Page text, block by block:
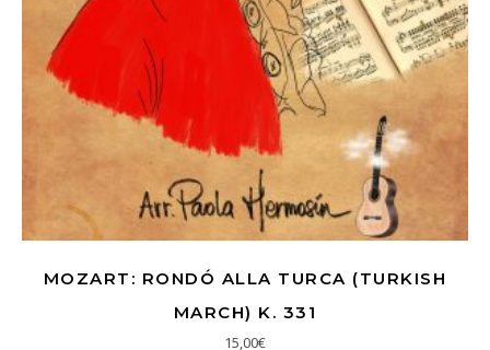
MOZART: RONDÓ ALLA TURCA (TURKISH
MARCH) K. 331
15,00€